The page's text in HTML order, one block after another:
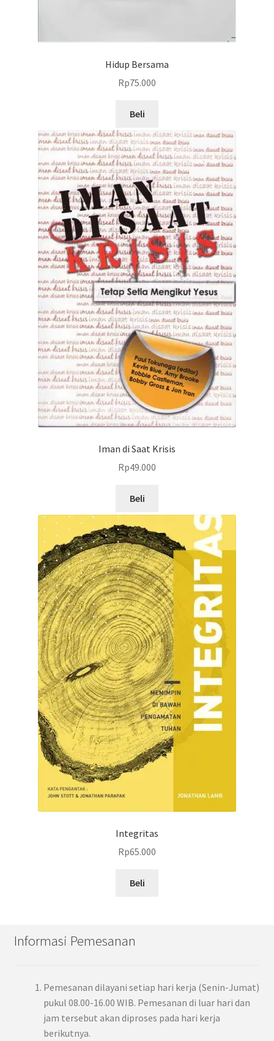
Hidup Bersama
Rp75.000
Beli
Iman di Saat Krisis
Rp49.000
Beli
Integritas
Rp65.000
Beli
Informasi Pemesanan
Pemesanan dilayani setiap hari kerja (Senin-Jumat)
pukul 08.00-16.00 WIB. Pemesanan di luar hari dan
jam tersebut akan diproses pada hari kerja
berikutnya.